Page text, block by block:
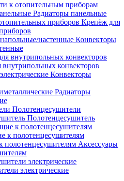
к отопительным приборам
Радиаторы панельные
Крепёж для
Конвекторы
внутрипольных конвекторов
Конвекторы
Радиаторы
Полотенцесушители
Полотенцесушитель
к полотенцесушителям
Аксессуары
электрические